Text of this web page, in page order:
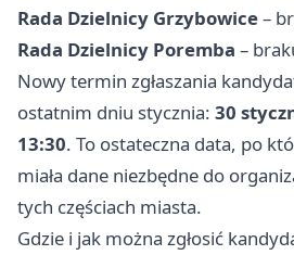
Rada Dzielnicy Grzybowice–
Rada Dzielnicy Poremba –
Nowy termin zgłaszania
ostatnim dniu stycznia: 30
13:30. To ostateczna data, po
miała dane niezbędne do
tych częściach miasta.
Gdzie i jak można zgłosić